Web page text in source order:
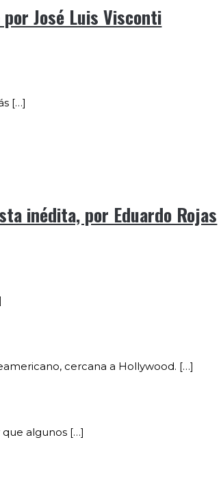
José Luis Visconti
[…]
inédita, por Eduardo Rojas
cercana a Hollywood. […]
algunos […]